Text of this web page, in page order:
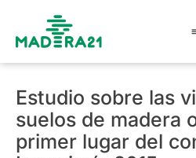
Estudio sobre las
suelos de madera
primer lugar del